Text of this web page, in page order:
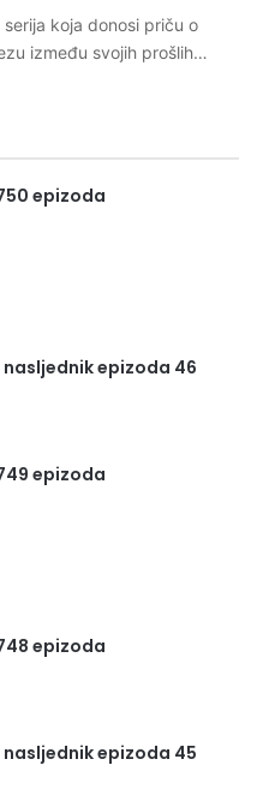
koja donosi priču o
između svojih prošlih…
epizoda
epizoda 46
epizoda
epizoda
epizoda 45